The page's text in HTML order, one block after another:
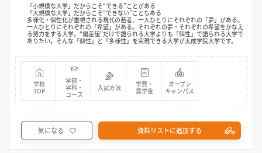
「小規模な大学」だからこそ“できる”ことがある
「大規模な大学」だからこそ“できない”こともある
多様化・個性化が重視される現代の若者、一人ひとりにそれぞれの「夢」がある。
一人ひとりにそれぞれの「希望」がある。それぞれの夢・それぞれの希望をかなえ
る努力をする大学。“偏差値”だけで語られる大学よりも「個性」で語られる大学で
ありたい。そんな「個性」と「多様性」を実現できる大学が太成学院大学です。
学校
TOP
学部・
学科・
コース
入試方法
学費・
奨学金
オープン
キャンパス
気になる 資料リストに追加する